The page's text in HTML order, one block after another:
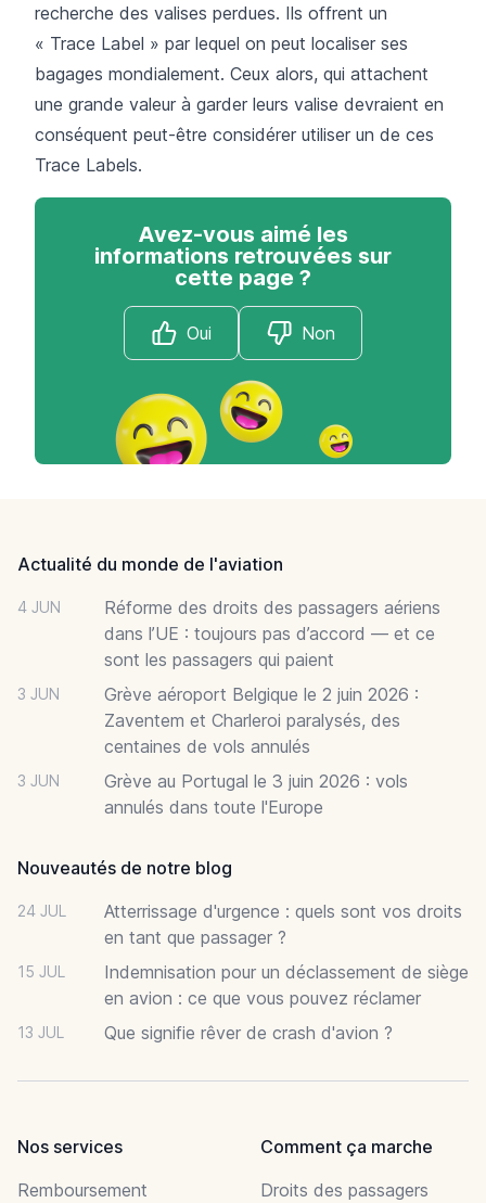
recherche des valises perdues. Ils offrent un
« Trace Label » par lequel on peut localiser ses
bagages mondialement. Ceux alors, qui attachent
une grande valeur à garder leurs valise devraient en
conséquent peut-être considérer utiliser un de ces
Trace Labels.
Avez-vous aimé les
informations retrouvées sur
cette page ?
Oui Non
Actualité du monde de l'aviation
4 JUN
Réforme des droits des passagers aériens
dans l’UE : toujours pas d’accord — et ce
sont les passagers qui paient
3 JUN
Grève aéroport Belgique le 2 juin 2026 :
Zaventem et Charleroi paralysés, des
centaines de vols annulés
3 JUN
Grève au Portugal le 3 juin 2026 : vols
annulés dans toute l'Europe
Nouveautés de notre blog
24 JUL
Atterrissage d'urgence : quels sont vos droits
en tant que passager ?
15 JUL
Indemnisation pour un déclassement de siège
en avion : ce que vous pouvez réclamer
13 JUL Que signifie rêver de crash d'avion ?
Nos services
Remboursement
Comment ça marche
Droits des passagers